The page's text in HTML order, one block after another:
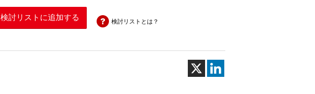
検討リストに追加する 検討リストとは？